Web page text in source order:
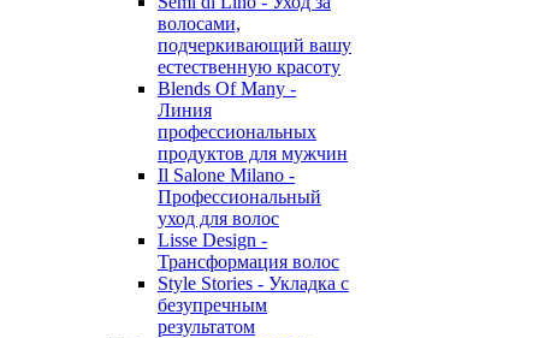
волосами,
подчеркивающий вашу
естественную красоту
Blends Of Many -
Линия
профессиональных
продуктов для мужчин
Il Salone Milano -
Профессиональный
уход для волос
Lisse Design -
Трансформация волос
Style Stories - Укладка с
безупречным
результатом